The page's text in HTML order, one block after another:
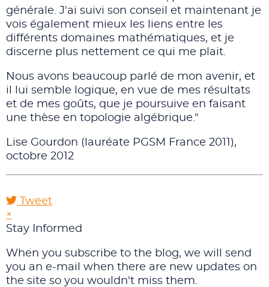
générale. J'ai suivi son conseil et maintenant je
vois également mieux les liens entre les
différents domaines mathématiques, et je
discerne plus nettement ce qui me plait.
Nous avons beaucoup parlé de mon avenir, et
il lui semble logique, en vue de mes résultats
et de mes goûts, que je poursuive en faisant
une thèse en topologie algébrique."
Lise Gourdon (lauréate PGSM France 2011),
octobre 2012
Tweet
pinterest
×
Stay Informed
When you subscribe to the blog, we will send
you an e-mail when there are new updates on
the site so you wouldn't miss them.